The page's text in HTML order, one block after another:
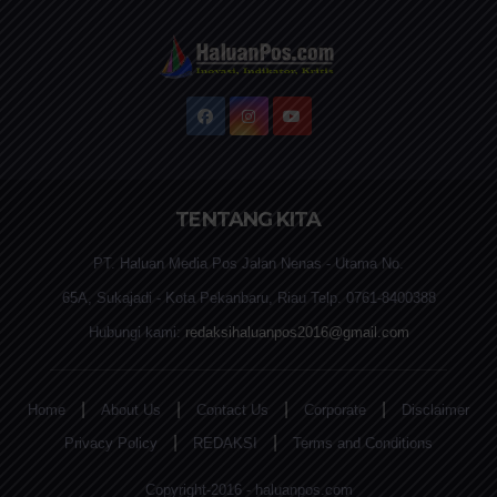
TENTANG KITA
PT. Haluan Media Pos Jalan Nenas - Utama No.
65A, Sukajadi - Kota Pekanbaru, Riau Telp. 0761-8400388
Hubungi kami: redaksihaluanpos2016@gmail.com
Home About Us Contact Us Corporate
Disclaimer
Privacy Policy
REDAKSI Terms and Conditions
Copyright-2016 - haluanpos.com